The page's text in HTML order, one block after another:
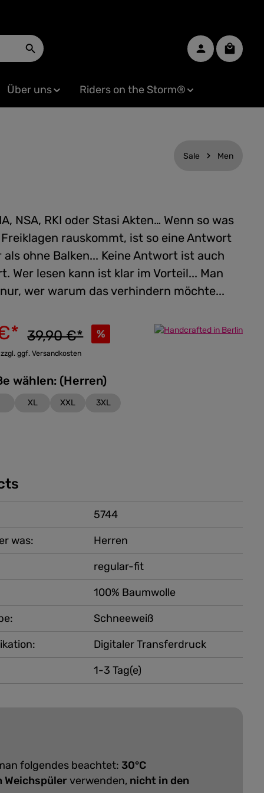
Über uns Riders on the Storm®
Sale Men
NSA, RKI oder Stasi Akten… Wenn so was
rauskommt, ist so eine Antwort
ohne Balken... Keine Antwort ist auch
Wer lesen kann ist klar im Vorteil... Man
wer warum das verhindern möchte...
%
39,90 €*
ggf. Versandkosten
Bitte Größe wählen: (Herren)
XL XXL 3XL
5744
was:
Herren
Schneeweiß
Digitaler Transferdruck
regular-fit
100% Baumwolle
1-3 Tag(e)
folgendes beachtet: 30°C
Weichspülerverwenden, nicht in den